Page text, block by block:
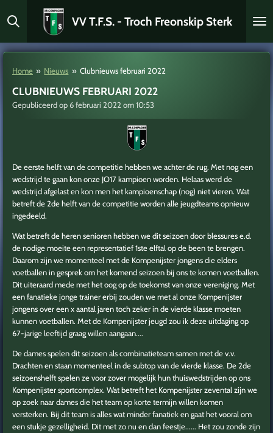
direct
de
VV T.F.S. - Troch Freonskip Sterk
Home » Nieuws » Clubnieuws februari 2022
CLUBNIEUWS FEBRUARI 2022
Gepubliceerd op 6 februari 2022 om 10:53
De eerste helft van de competitie hebben we achter de rug. Met nog een
wedstrijd te gaan kon onze JO17 kampioen worden. Helaas werd de
wedstrijd afgelast en kon men het kampioenschap (nog) niet vieren. Wat
betreft de 2de helft van de competitie worden alle jeugdteams opnieuw
ingedeeld.
Wat betreft de heren senioren hebben we dit seizoen door blessures e.d.
de nodige moeite een representatief 1ste elftal op de been te brengen.
Daarom zijn we momenteel met de Kompenijster jongens die elders
voetballen in gesprek om het komend seizoen bij ons te komen voetballen.
Dit uiteraard mede met het oog op de toekomst van onze vereniging. Met
een fanatieke jonge trainer erbij zouden we met al onze Kompenijster
jongens over een x aantal jaren toch zeker in de vierde klasse moeten
kunnen voetballen. Met de Kompenijster jeugd zou ik deze uitdaging op
67-jarige leeftijd graag willen aangaan....
De dames spelen dit seizoen als combinatieteam samen met de v.v.
Drachten en staan momenteel in de subtop van de vierde klasse. De 2de
seizoenshelft spelen ze voor zover mogelijk hun thuiswedstrijden op ons
Kompenijster sportcomplex. Wat betreft het Kompenijster zevental zijn we
op zoek naar dames die het team op korte termijn willen komen
versterken. Bij dit team is alles wat minder fanatiek en gaat het vooral om
een stukje gezelligheid. Dit met zo nu en dan feestje...... Het zou zonde zijn